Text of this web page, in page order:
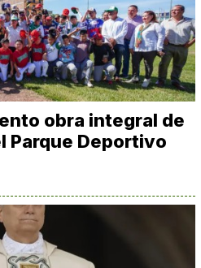
obra integral de
Parque Deportivo